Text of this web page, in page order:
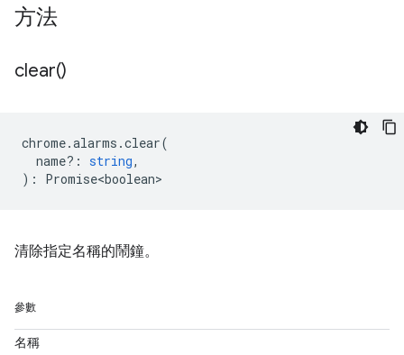
方法
clear()
chrome.alarms .clear(
name? : string,
) : Promise<boolean>
清除指定名稱的鬧鐘。
參數
名稱